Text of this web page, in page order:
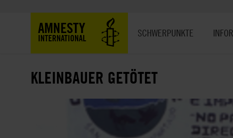
AMNESTY
INTERNATIONAL SCHWERPUNKTE
KLEINBAUER GETÖTET